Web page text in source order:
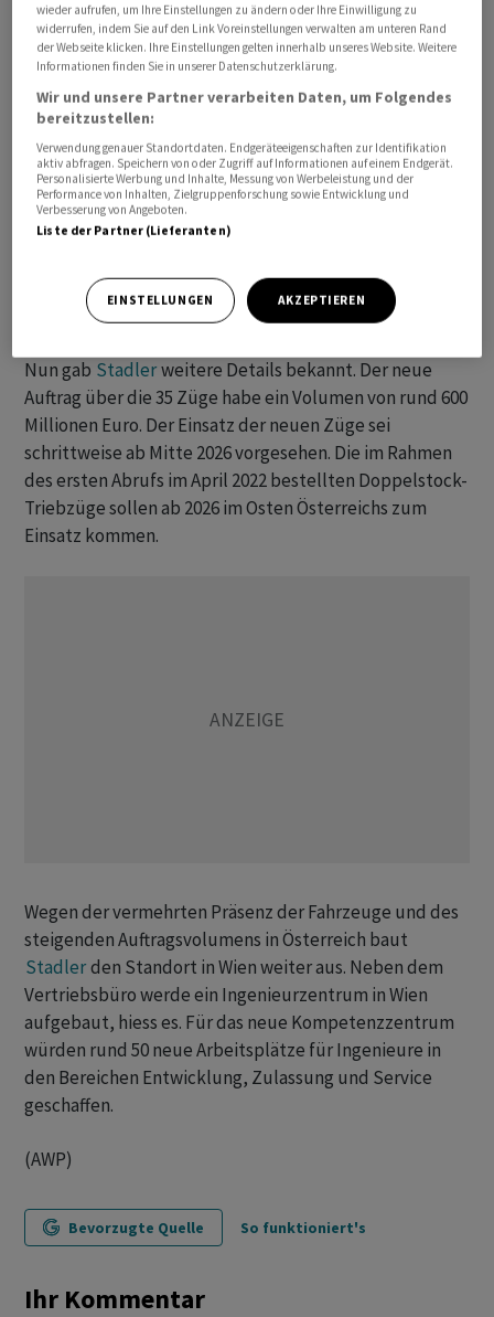
Davon seien 14 Zügen für den Fernverkehr und 21 Züge
für den Nahverkehr vorgesehen, teilte der
Ostschweizer Zugbauer am Donnerstag in einem
Communiqué mit. Die Bestellung erfolge im Rahmen
des 2022 unterzeichneten Rahmenvertrags über bis zu
186 Doppelstock-Triebzüge, der ein Gesamtvolumen
von bis zu 3 Milliarden Euro hat. Inklusive des ersten
Abrufs wurden damit 76 Fahrzeuge bestellt.
bekannt. Zuerst hatte die "Schweiz am Wochenende"
darüber berichtet.
Nun gab Stadlerweitere Details bekannt. Der neue
Auftrag über die 35 Züge habe ein Volumen von rund 600
Millionen Euro. Der Einsatz der neuen Züge sei
schrittweise ab Mitte 2026 vorgesehen. Die im Rahmen
des ersten Abrufs im April 2022 bestellten Doppelstock-
Triebzüge sollen ab 2026 im Osten Österreichs zum
Einsatz kommen.
Wegen der vermehrten Präsenz der Fahrzeuge und des
steigenden Auftragsvolumens in Österreich baut
Stadlerden Standort in Wien weiter aus. Neben dem
Vertriebsbüro werde ein Ingenieurzentrum in Wien
aufgebaut, hiess es. Für das neue Kompetenzzentrum
würden rund 50 neue Arbeitsplätze für Ingenieure in
den Bereichen Entwicklung, Zulassung und Service
geschaffen.
(AWP)
Bevorzugte Quelle So funktioniert's
Ihr Kommentar
wieder aufrufen, um Ihre Einstellungen zu ändern oder Ihre Einwilligung zu
widerrufen, indem Sie auf den Link Voreinstellungen verwalten am unteren Rand
der Webseite klicken. Ihre Einstellungen gelten innerhalb unseres Website. Weitere
Informationen finden Sie in unserer Datenschutzerklärung.
Wir und unsere Partner verarbeiten Daten, um Folgendes
bereitzustellen:
Verwendung genauer Standortdaten. Endgeräteeigenschaften zur Identifikation
aktiv abfragen. Speichern von oder Zugriff auf Informationen auf einem Endgerät.
Personalisierte Werbung und Inhalte, Messung von Werbeleistung und der
Performance von Inhalten, Zielgruppenforschung sowie Entwicklung und
Verbesserung von Angeboten.
Liste der Partner (Lieferanten)
EINSTELLUNGEN AKZEPTIEREN